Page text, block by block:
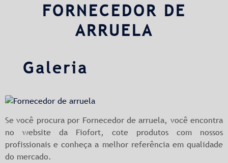
FORNECEDOR DE
ARRUELA
Galeria
Se você procura por Fornecedor de arruela, você encontra
no website da Fiofort, cote produtos com nossos
profissionais e conheça a melhor referência em qualidade
do mercado.